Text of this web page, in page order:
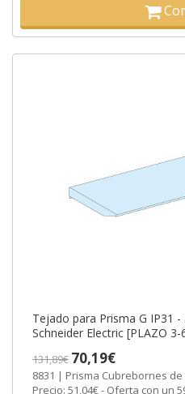
Tejado para Prisma G IP31
Schneider Electric [PLAZO 3-
131,89€ 70,19€
8831 | Prisma Cubrebornes de
Precio: 51,04€ - Oferta con un